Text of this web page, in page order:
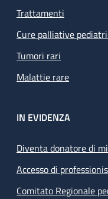
Trattamenti
Cure palliative
Tumori rari
Malattie rare
IN EVIDENZA
Diventa donatore di
Accesso di
Comitato Regionale